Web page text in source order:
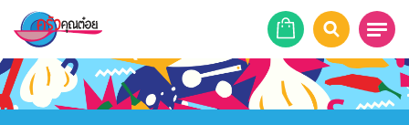
หน้าแรก